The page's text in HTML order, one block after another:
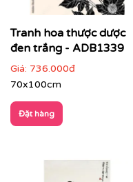
Tranh hoa thược dược
đen trắng - ADB1339
Giá: 736.000đ
70x100cm
Đặt hàng